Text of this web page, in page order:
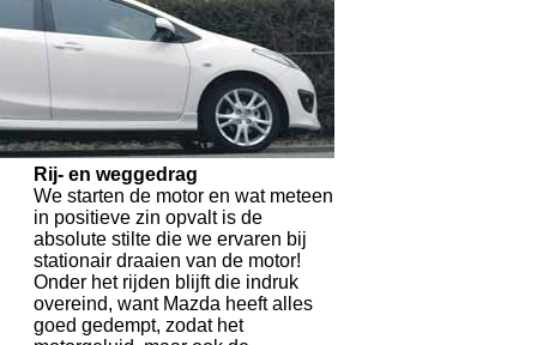
Rij- en weggedrag
We starten de motor en wat meteen
in positieve zin opvalt is de
absolute stilte die we ervaren bij
stationair draaien van de motor!
Onder het rijden blijft die indruk
overeind, want Mazda heeft alles
goed gedempt, zodat het